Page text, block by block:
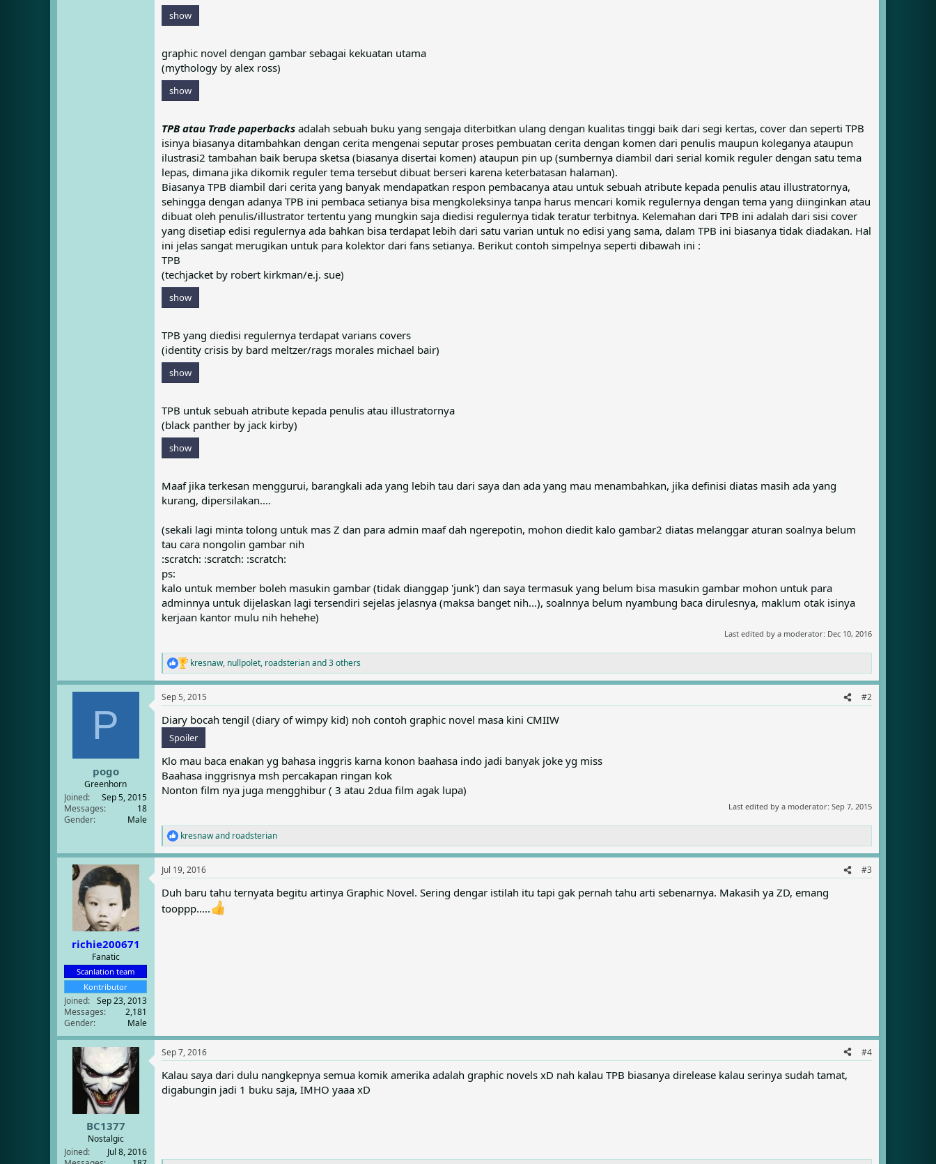
show
graphic novel dengan gambar sebagai kekuatan utama
(mythology by alex ross)
show
TPB atau Trade paperbacks adalah sebuah buku yang sengaja diterbitkan ulang dengan kualitas tinggi baik dari segi kertas, cover dan seperti TPB
isinya biasanya ditambahkan dengan cerita mengenai seputar proses pembuatan cerita dengan komen dari penulis maupun koleganya ataupun
ilustrasi2 tambahan baik berupa sketsa (biasanya disertai komen) ataupun pin up (sumbernya diambil dari serial komik reguler dengan satu tema
lepas, dimana jika dikomik reguler tema tersebut dibuat berseri karena keterbatasan halaman).
Biasanya TPB diambil dari cerita yang banyak mendapatkan respon pembacanya atau untuk sebuah atribute kepada penulis atau illustratornya,
sehingga dengan adanya TPB ini pembaca setianya bisa mengkoleksinya tanpa harus mencari komik regulernya dengan tema yang diinginkan atau
dibuat oleh penulis/illustrator tertentu yang mungkin saja diedisi regulernya tidak teratur terbitnya. Kelemahan dari TPB ini adalah dari sisi cover
yang disetiap edisi regulernya ada bahkan bisa terdapat lebih dari satu varian untuk no edisi yang sama, dalam TPB ini biasanya tidak diadakan. Hal
ini jelas sangat merugikan untuk para kolektor dari fans setianya. Berikut contoh simpelnya seperti dibawah ini :
TPB
(techjacket by robert kirkman/e.j. sue)
show
TPB yang diedisi regulernya terdapat varians covers
(identity crisis by bard meltzer/rags morales michael bair)
show
TPB untuk sebuah atribute kepada penulis atau illustratornya
(black panther by jack kirby)
show
Maaf jika terkesan menggurui, barangkali ada yang lebih tau dari saya dan ada yang mau menambahkan, jika definisi diatas masih ada yang
kurang, dipersilakan....
(sekali lagi minta tolong untuk mas Z dan para admin maaf dah ngerepotin, mohon diedit kalo gambar2 diatas melanggar aturan soalnya belum
tau cara nongolin gambar nih
:scratch: :scratch: :scratch:
ps:
kalo untuk member boleh masukin gambar (tidak dianggap 'junk') dan saya termasuk yang belum bisa masukin gambar mohon untuk para
adminnya untuk dijelaskan lagi tersendiri sejelas jelasnya (maksa banget nih...), soalnnya belum nyambung baca dirulesnya, maklum otak isinya
kerjaan kantor mulu nih hehehe)
Last edited by a moderator: Dec 10, 2016
R
e
c
i
o
n
s
:
kresnaw, nullpolet, roadsterianand 3 others
P
pogo
Greenhorn
Joined
Sep 5, 2015
Messages
18
Gender
Male
Sep 5, 2015 #2
Diary bocah tengil (diary of wimpy kid) noh contoh graphic novel masa kini CMIIW
Spoiler
Klo mau baca enakan yg bahasa inggris karna konon baahasa indo jadi banyak joke yg miss
Baahasa inggrisnya msh percakapan ringan kok
Nonton film nya juga mengghibur ( 3 atau 2dua film agak lupa)
Last edited by a moderator: Sep 7, 2015
R
e
c
i
o
kresnawand roadsterian
richie200671
Fanatic
Scanlation team
Kontributor
Joined
Sep 23, 2013
Messages
2,181
Gender
Male
Jul 19, 2016 #3
Duh baru tahu ternyata begitu artinya Graphic Novel. Sering dengar istilah itu tapi gak pernah tahu arti sebenarnya. Makasih ya ZD, emang
tooppp.....
BC1377
Nostalgic
Joined
Jul 8, 2016
Sep 7, 2016 #4
Kalau saya dari dulu nangkepnya semua komik amerika adalah graphic novels xD nah kalau TPB biasanya direlease kalau serinya sudah tamat,
digabungin jadi 1 buku saja, IMHO yaaa xD